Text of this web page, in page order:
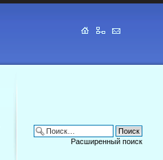
Расширенный поиск